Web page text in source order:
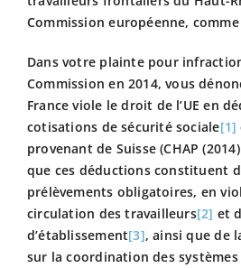
Commission européenne,
Dans votre plainte pour
Commission en 2014, vous
France viole le droit de l’UE en
cotisations de sécurité sociale[1]
provenant de Suisse (CHAP
que ces déductions constituent
prélèvements obligatoires, en
circulation des travailleurs[2] et
d’établissement[3], ainsi que de
sur la coordination des